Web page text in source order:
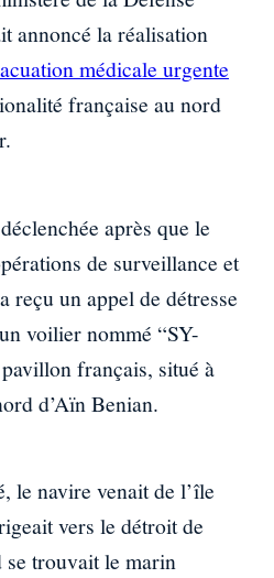
annoncé la réalisation
médicale urgente
française au nord
après que le
de surveillance et
reçu un appel de détresse
voilier nommé “SY-
français, situé à
d’Aïn Benian.
le navire venait de l’île
vers le détroit de
trouvait le marin